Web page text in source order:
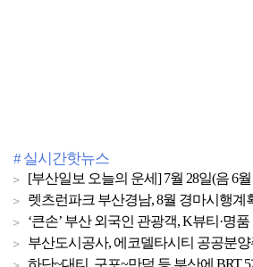
# 실시간핫뉴스
[부산일보 오늘의 운세] 7월 28일(음 6월
렛츠런파크 부산경남, 8월 경마시행
‘큰손’ 부산 외국인 관광객, K뷰티·명
부산도시공사, 에코델타시티 공공분